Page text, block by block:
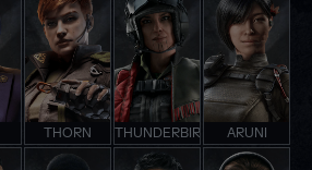
THORN THUNDERBIRD ARUNI